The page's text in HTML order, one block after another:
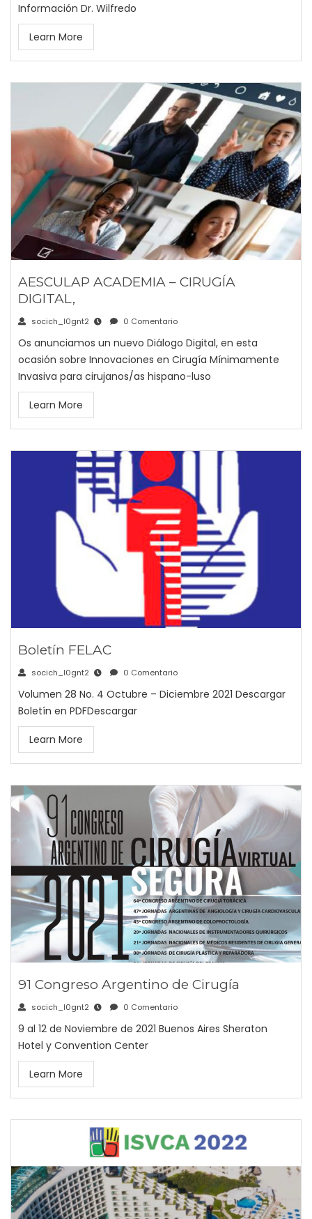
Información Dr. Wilfredo
Learn More
AESCULAP ACADEMIA – CIRUGÍA
DIGITAL,
socich_l0gnt2 0 Comentario
Os anunciamos un nuevo Diálogo Digital, en esta
ocasión sobre Innovaciones en Cirugía Mínimamente
Invasiva para cirujanos/as hispano-luso
Learn More
Boletín FELAC
socich_l0gnt2 0 Comentario
Volumen 28 No. 4 Octubre – Diciembre 2021 Descargar
Boletín en PDFDescargar
Learn More
91 Congreso Argentino de Cirugía
socich_l0gnt2 0 Comentario
9 al 12 de Noviembre de 2021 Buenos Aires Sheraton
Hotel y Convention Center
Learn More